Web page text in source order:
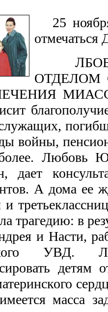
25
отмечаться
Л
ОТДЕЛОМ
войны,
Любовь
дает
А дома ее
трагедию: в
и Насти,
УВД.
детям
масса